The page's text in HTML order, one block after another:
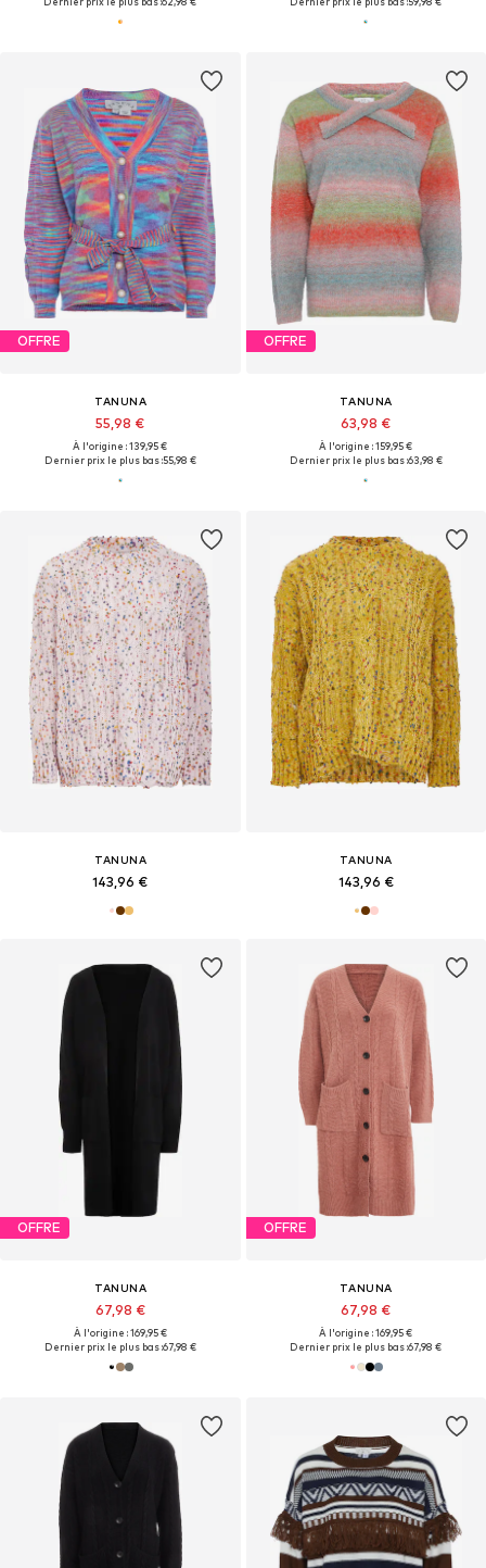
OFFRE
TANUNA
55,98 €
À l'origine : 139,95 €
Dernier prix le plus bas :55,98 €
OFFRE
TANUNA
63,98 €
À l'origine : 159,95 €
Dernier prix le plus bas :63,98 €
TANUNA
143,96 €
TANUNA
143,96 €
OFFRE
TANUNA
67,98 €
À l'origine : 169,95 €
Dernier prix le plus bas :67,98 €
OFFRE
TANUNA
67,98 €
À l'origine : 169,95 €
Dernier prix le plus bas :67,98 €